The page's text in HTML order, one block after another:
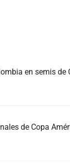
en semis de
de Copa